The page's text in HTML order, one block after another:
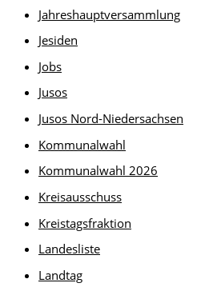
Jahreshauptversammlung
Jesiden
Jobs
Jusos
Jusos Nord-Niedersachsen
Kommunalwahl
Kommunalwahl 2026
Kreisausschuss
Kreistagsfraktion
Landesliste
Landtag